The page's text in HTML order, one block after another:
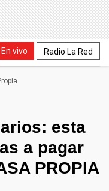
En vivo Radio La Red
esta
a pagar
PROPIA